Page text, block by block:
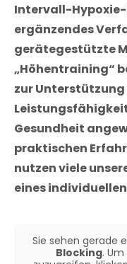
Intervall-
ergänzendes
gerätegestützte
„Höhentraining“
zur
Gesundheit
praktischen
nutzen viele
eines
Sie sehen gerade
Blocking.